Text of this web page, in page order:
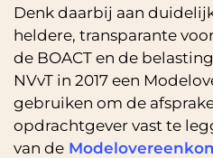
Denk daarbij aan
heldere, transparante
de BOACT en de
NVvT in 2017 een
gebruiken om de
opdrachtgever vast te
van de